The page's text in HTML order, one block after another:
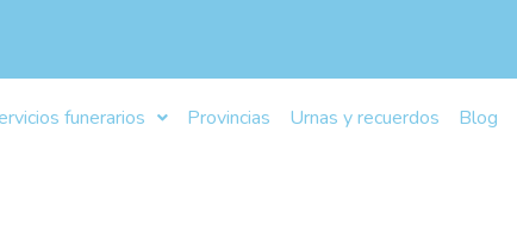
funerarios Provincias Urnas y recuerdos Blog